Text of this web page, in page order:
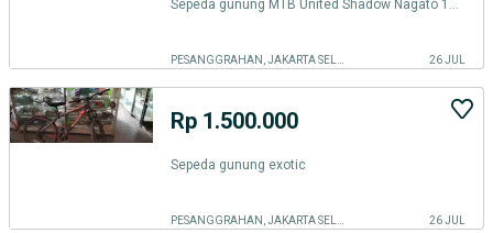
26 JUL
Rp 1.500.000
Sepeda gunung exotic
26 JUL